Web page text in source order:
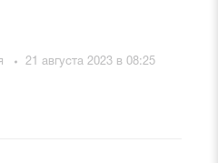
21 августа 2023 в 08:25